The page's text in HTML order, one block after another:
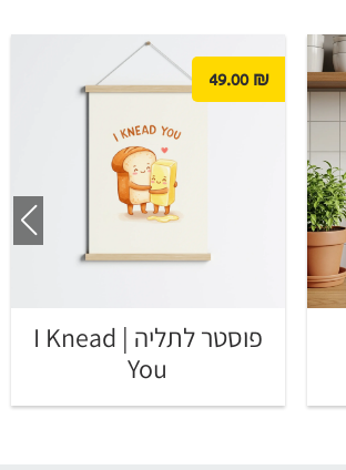
₪
49.00
פוסטר לתליה | I Knead
You